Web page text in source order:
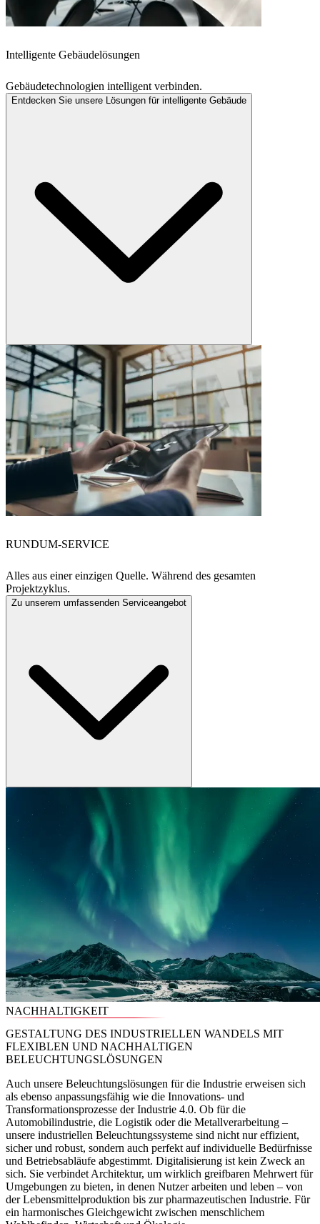
Intelligente Gebäudelösungen
Gebäudetechnologien intelligent verbinden.
Entdecken Sie unsere Lösungen für intelligente Gebäude
RUNDUM-SERVICE
Alles aus einer einzigen Quelle. Während des gesamten
Projektzyklus.
Zu unserem umfassenden Serviceangebot
NACHHALTIGKEIT
GESTALTUNG DES INDUSTRIELLEN WANDELS MIT
FLEXIBLEN UND NACHHALTIGEN
BELEUCHTUNGSLÖSUNGEN
Auch unsere Beleuchtungslösungen für die Industrie erweisen sich
als ebenso anpassungsfähig wie die Innovations- und
Transformationsprozesse der Industrie 4.0. Ob für die
Automobilindustrie, die Logistik oder die Metallverarbeitung –
unsere industriellen Beleuchtungssysteme sind nicht nur effizient,
sicher und robust, sondern auch perfekt auf individuelle Bedürfnisse
und Betriebsabläufe abgestimmt. Digitalisierung ist kein Zweck an
sich. Sie verbindet Architektur, um wirklich greifbaren Mehrwert für
Umgebungen zu bieten, in denen Nutzer arbeiten und leben – von
der Lebensmittelproduktion bis zur pharmazeutischen Industrie. Für
ein harmonisches Gleichgewicht zwischen menschlichem